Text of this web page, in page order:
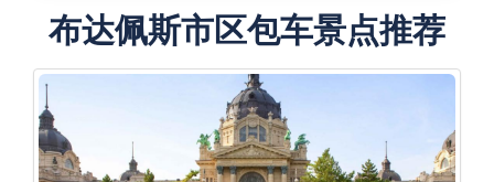
布达佩斯市区包车景点推荐